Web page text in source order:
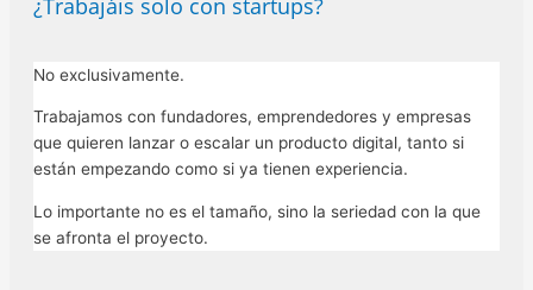
¿Trabajáis solo con startups?
No exclusivamente.
Trabajamos con fundadores, emprendedores y empresas
que quieren lanzar o escalar un producto digital, tanto si
están empezando como si ya tienen experiencia.
Lo importante no es el tamaño, sino la seriedad con la que
se afronta el proyecto.